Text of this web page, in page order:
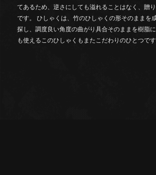
てあるため、逆さにしても溢れることはなく、贈
です。 ひしゃくは、竹のひしゃくの形そのままを
探し、調度良い角度の曲がり具合そのままを樹脂
も使えるこのひしゃくもまたこだわりのひとつです